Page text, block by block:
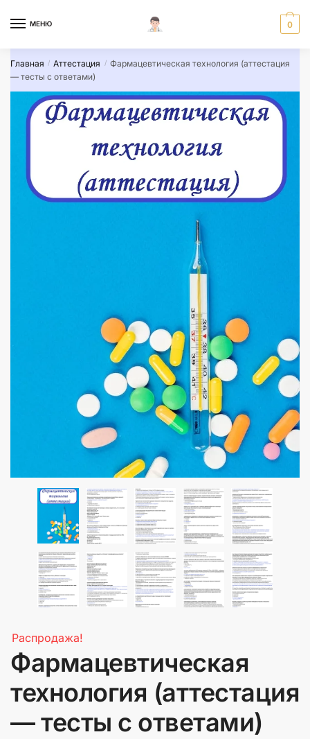
МЕНЮ 0
Главная / Аттестация / Фармацевтическая технология (аттестация
— тесты с ответами)
Распродажа!
Фармацевтическая
технология (аттестация
— тесты с ответами)